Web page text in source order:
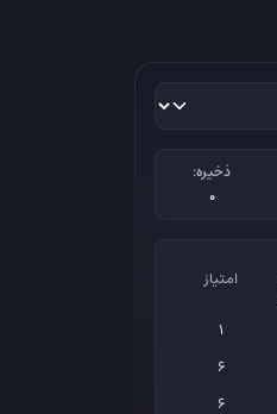
ذخیره:
0
امتیاز
1
6
6